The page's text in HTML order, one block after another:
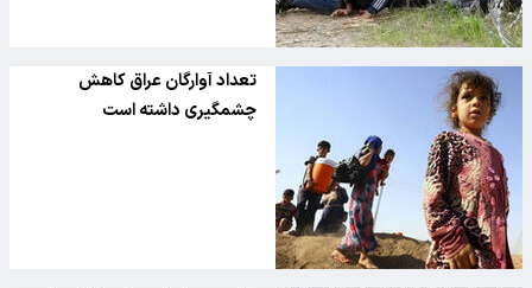
تعداد آوارگان عراق کاهش
چشمگیری داشته است